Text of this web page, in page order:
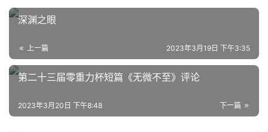
章
幻
资
讯
深渊之眼
上一篇 2023年3月19日 下午3:35
第二十三届零重力杯短篇《无微不至》评论
下一篇
2023年3月20日 下午8:48